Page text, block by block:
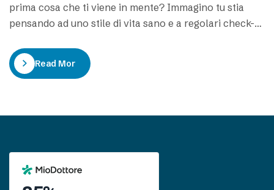
prima cosa che ti viene in mente? Immagino tu stia
pensando ad uno stile di vita sano e a regolari check-
prevenzione è molto più ampio di quello che si possa
pensare. Sono un chirurgo ortopedico di…
Read More